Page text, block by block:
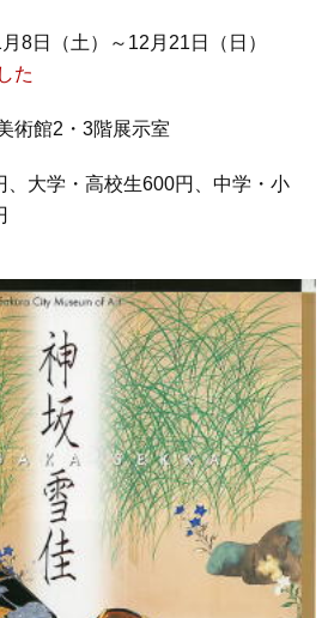
8日（土）～12月21日（日）
た
術館2・3階展示室
、大学・高校生600円、中学・小